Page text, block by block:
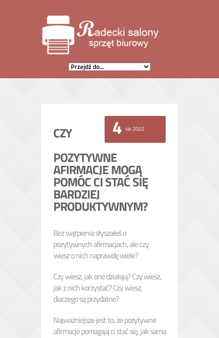
4 sie 2022
CZY
POZYTYWNE
AFIRMACJE MOGĄ
POMÓC CI STAĆ SIĘ
BARDZIEJ
PRODUKTYWNYM?
Bez wątpienia słyszałeś o
pozytywnych afirmacjach, ale czy
wiesz o nich naprawdę wiele?
Czy wiesz, jak one działają? Czy wiesz,
jak z nich korzystać? Czy wiesz,
dlaczego są przydatne?
Najważniejsze jest to, że pozytywne
afirmacje pomagają ci stać się, jak sama